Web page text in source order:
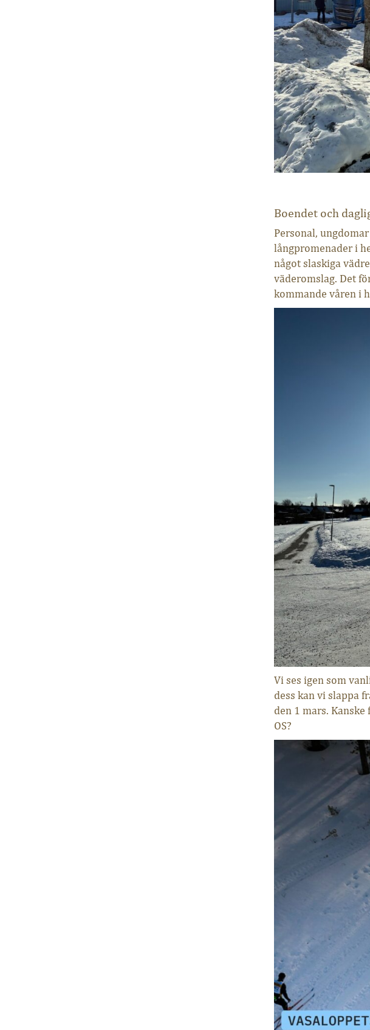
Boendet och
Personal,
långpromenader i
något slaskiga
väderomslag. Det
kommande våren i
Vi ses igen som
dess kan vi slappa
den 1 mars.
OS?